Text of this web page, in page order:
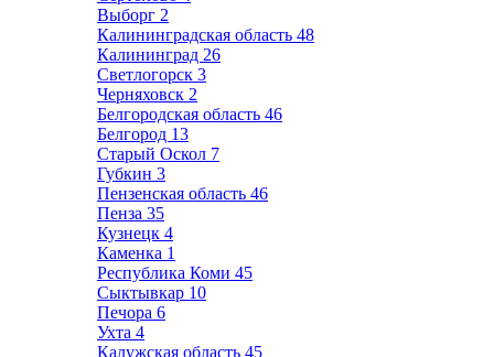
Выборг 2
Калининградская область 48
Калининград 26
Светлогорск 3
Черняховск 2
Белгородская область 46
Белгород 13
Старый Оскол 7
Губкин 3
Пензенская область 46
Пенза 35
Кузнецк 4
Каменка 1
Республика Коми 45
Сыктывкар 10
Печора 6
Ухта 4
Калужская область 45